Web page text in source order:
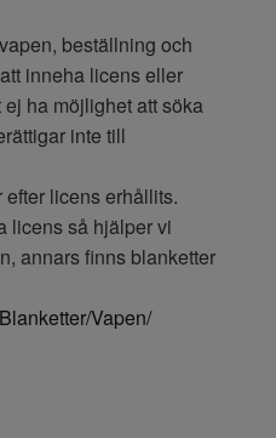
beställning och
inneha licens eller
ha möjlighet att söka
inte till
licens erhållits.
licens så hjälper vi
annars finns blanketter
Vapen/